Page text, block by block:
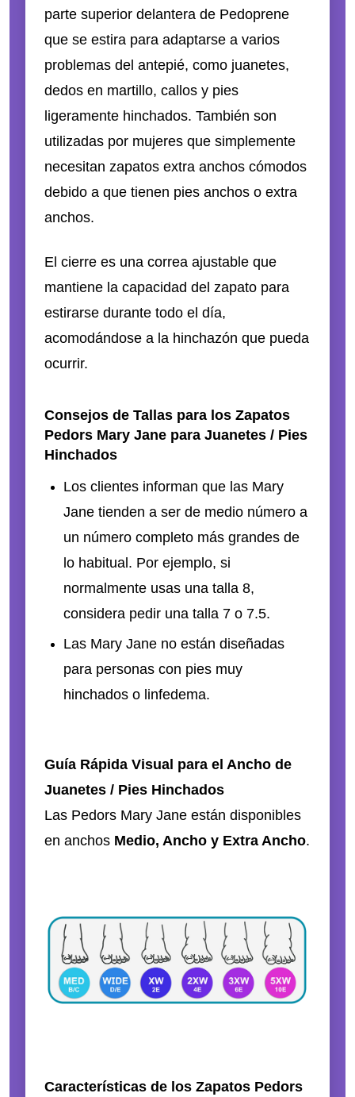
parte superior delantera de Pedoprene
que se estira para adaptarse a varios
problemas del antepié, como juanetes,
dedos en martillo, callos y pies
ligeramente hinchados. También son
utilizadas por mujeres que simplemente
necesitan zapatos extra anchos cómodos
debido a que tienen pies anchos o extra
anchos.
El cierre es una correa ajustable que
mantiene la capacidad del zapato para
estirarse durante todo el día,
acomodándose a la hinchazón que pueda
ocurrir.
Consejos de Tallas para los Zapatos
Pedors Mary Jane para Juanetes / Pies
Hinchados
Los clientes informan que las Mary
Jane tienden a ser de medio número a
un número completo más grandes de
lo habitual. Por ejemplo, si
normalmente usas una talla 8,
considera pedir una talla 7 o 7.5.
Las Mary Jane no están diseñadas
para personas con pies muy
hinchados o linfedema.
Guía Rápida Visual para el Ancho de
Juanetes / Pies Hinchados
Las Pedors Mary Jane están disponibles
en anchos Medio, Ancho y Extra Ancho.
Características de los Zapatos Pedors